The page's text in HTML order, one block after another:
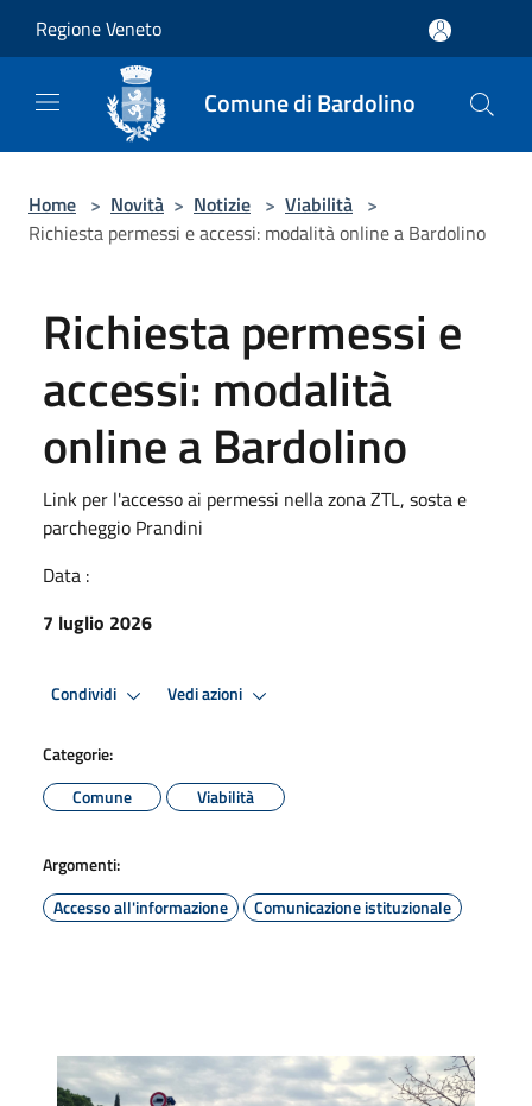
Regione Veneto
Comune di Bardolino
Home > Novità > Notizie > Viabilità >
Richiesta permessi e accessi: modalità online a Bardolino
Richiesta permessi e
accessi: modalità
online a Bardolino
Link per l'accesso ai permessi nella zona ZTL, sosta e
parcheggio Prandini
Data :
7 luglio 2026
Condividi Vedi azioni
Categorie:
Comune
Viabilità
Argomenti:
Accesso all'informazione
Comunicazione istituzionale